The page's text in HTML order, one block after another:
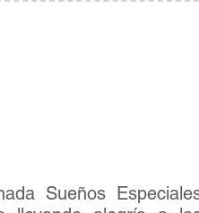
Sueños